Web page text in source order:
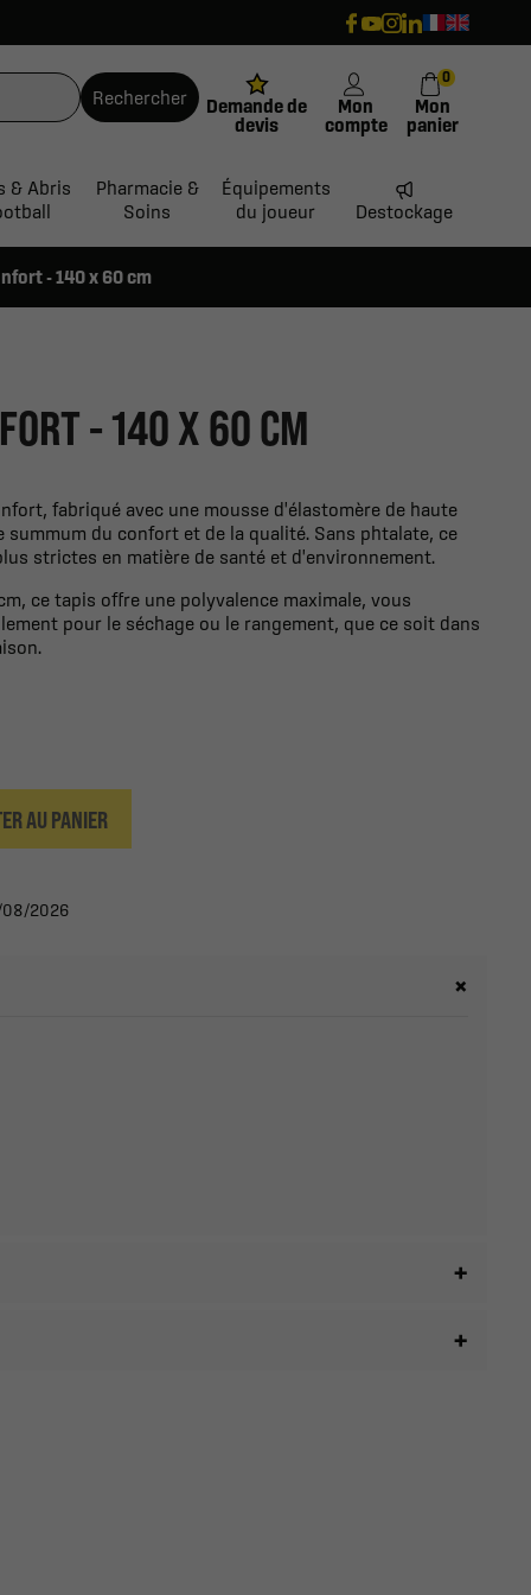
Rechercher
Demande de
devis
Mon
compte
Mon
panier
0
& Abris
Pharmacie &
Soins
Équipements
du joueur
Destockage
- 140 x 60 cm
- 140 X 60 CM
fabriqué avec une mousse d'élastomère de haute
du confort et de la qualité. Sans phtalate, ce
strictes en matière de santé et d'environnement.
ce tapis offre une polyvalence maximale, vous
pour le séchage ou le rangement, que ce soit dans
AU PANIER
08/2026